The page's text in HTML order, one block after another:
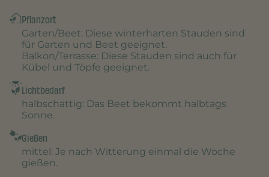
Pflanzort
Garten/Beet: Diese winterharten Stauden sind
für Garten und Beet geeignet.
Balkon/Terrasse: Diese Stauden sind auch für
Kübel und Töpfe geeignet.
Lichtbedarf
halbschattig: Das Beet bekommt halbtags
Sonne.
Gießen
mittel: Je nach Witterung einmal die Woche
gießen.